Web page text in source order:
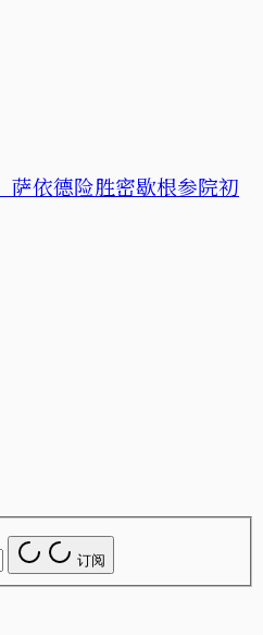
萨依德险胜密歇根参院初
订阅